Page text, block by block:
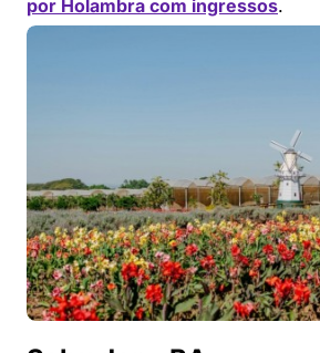
por Holambra com ingressos.